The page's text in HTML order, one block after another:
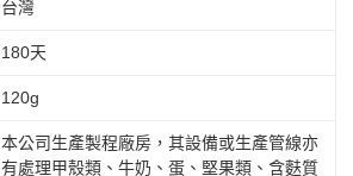
台灣
180天
120g
本公司生產製程廠房，其設備或生產管線亦
有處理甲殼類、牛奶、蛋、堅果類、含麩質